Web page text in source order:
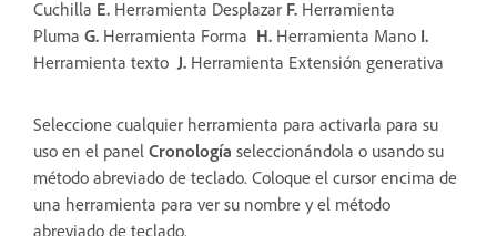
Cuchilla E. Herramienta Desplazar F. Herramienta
Pluma G. Herramienta Forma H. Herramienta Mano I.
Herramienta textoJ. Herramienta Extensión generativa
Seleccione cualquier herramienta para activarla para su
uso en el panel Cronología seleccionándola o usando su
método abreviado de teclado. Coloque el cursor encima de
una herramienta para ver su nombre y el método
abreviado de teclado.